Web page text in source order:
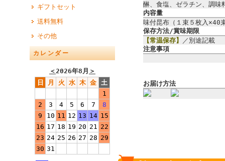
ギフトセット
送料無料
その他
カレンダー
＜2026年8月 ＞
日
月 火 水 木 金 土
1
2
3 4 5 6 7
8
9
10 11 12 13 14 15
16 17 18 19 20 21 22
23 24 25 26 27 28 29
30 31
醂、食塩、ゼラチン、調味
内容量
味付昆布（１束５枚入×40
保存方法/賞味期限
【常温保存】
／別途記載
注意事項
お届け方法